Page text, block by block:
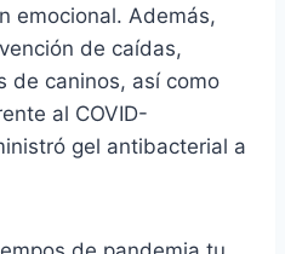
emocional. Además,
de caídas,
de caninos, así como
al COVID-
gel antibacterial a